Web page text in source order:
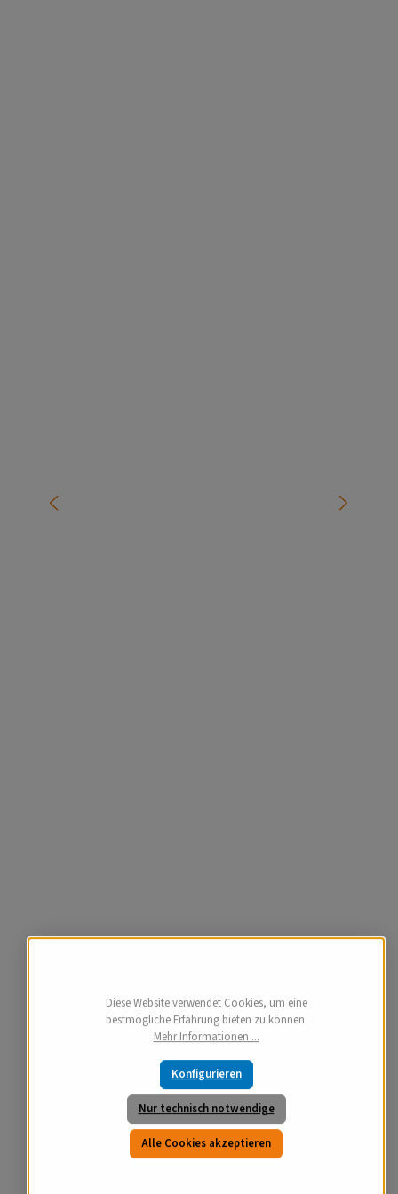
Diese Website verwendet Cookies, um eine
bestmögliche Erfahrung bieten zu können.
Mehr Informationen ...
Nur technisch notwendige
Konfigurieren
Alle Cookies akzeptieren